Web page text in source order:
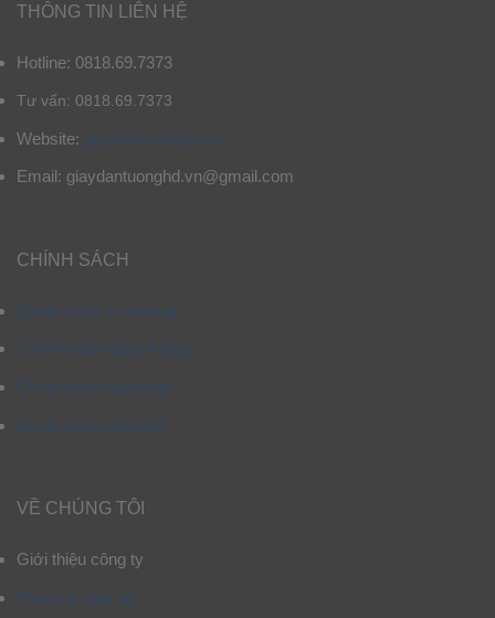
THÔNG TIN LIÊN HỆ
Hotline: 0818.69.7373
Tư vấn: 0818.69.7373
Website: giaydantuonghd.vn
Email: giaydantuonghd.vn@gmail.com
CHÍNH SÁCH
Chính sách mua hàng
Chính sách giao hàng
Chính sách bảo hành
Chính sách bảo mật
VỀ CHÚNG TÔI
Giới thiệu công ty
Thông tin liên hệ